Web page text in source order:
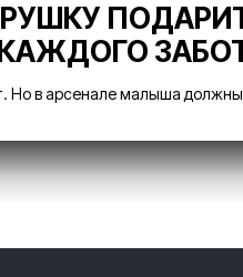
Но в арсенале малыша